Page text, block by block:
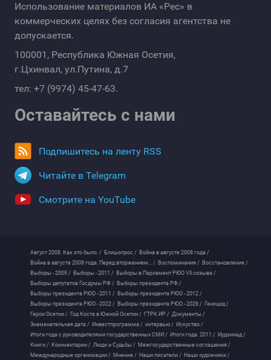
Использование материалов ИА «Рес» в
коммерческих целях без согласия агентства не
допускается.
100001, Республика Южная Осетия,
г.Цхинвал, ул.Путина, д.7
тел: +7 (9974) 45-47-63.
Оставайтесь с нами
Подпишитесь на ленту RSS
Читайте в Telegram
Смотрите на YouTube
Август 2008. Как это было. / Блиц-опрос / Война в августе 2008 года /
Война в августе 2008 года. Перед вторжением... / Воспоминания / Восстановление /
Выборы - 2009 / Выборы - 2011 / Выборы в Парламент РЮО VII созыва /
Выборы депутатов Госдумы РФ / Выборы президента РФ /
Выборы президента РЮО - 2011 / Выборы президента РЮО - 2012 /
Выборы президента РЮО - 2022 / Выборы президента РЮО - 2026 / Геноцид /
Герои Осетии / Год Коста в Южной Осетии / ГТРК ИР / Документы /
Знаменательная дата / Инвестпрограмма / интервью / Искуство /
Итоги года с руководителями государственных СМИ / Итоги года. 2011 / Иудзинад /
Книги / Комментарии / Люди и Судьбы / Межгосударственные соглашения /
Международные организации / Мнение / Наши писатели / Наши художники /